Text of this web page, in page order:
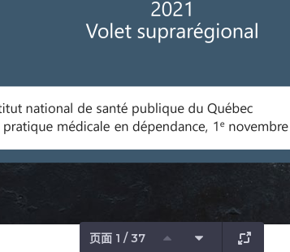
页面 1 / 37